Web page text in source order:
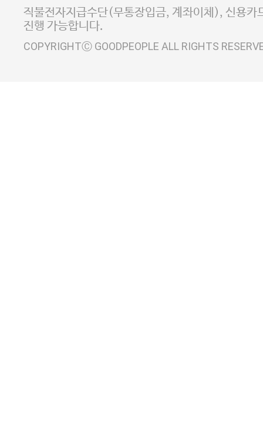
사업자정보확인 이니시스 에스크로 서비
직불전자지급수단(무통장입금, 계좌이체), 신용카
진행 가능합니다.
COPYRIGHTⒸ GOODPEOPLE ALL RIGHTS